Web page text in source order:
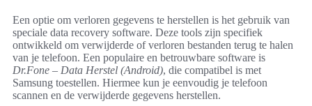
Een optie om verloren gegevens te herstellen is het gebruik van
speciale data recovery software. Deze tools zijn specifiek
ontwikkeld om verwijderde of verloren bestanden terug te halen
van je telefoon. Een populaire en betrouwbare software is
Dr.Fone – Data Herstel (Android), die compatibel is met
Samsung toestellen. Hiermee kun je eenvoudig je telefoon
scannen en de verwijderde gegevens herstellen.